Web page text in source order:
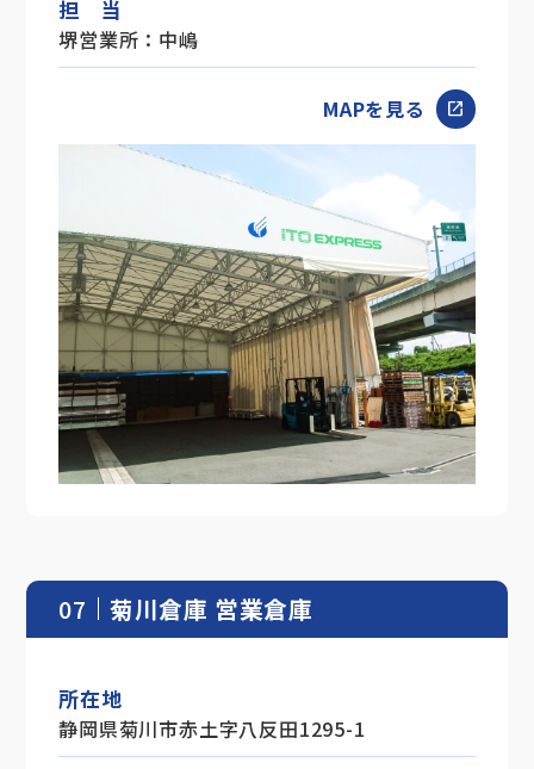
担 当
堺営業所：中嶋
MAPを見る open_in_new
07 菊川倉庫 営業倉庫
所在地
静岡県菊川市赤土字八反田1295-1